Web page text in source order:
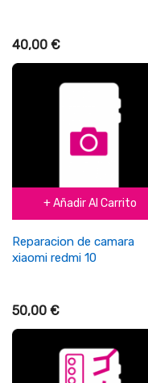
40,00 €
+ Añadir Al Carrito
Reparacion de camara
xiaomi redmi 10
50,00 €